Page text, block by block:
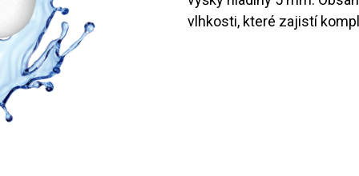
vlhkosti, které zajistí